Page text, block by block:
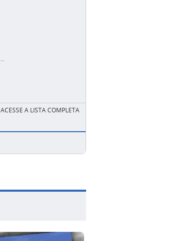
ACESSE A LISTA COMPLETA